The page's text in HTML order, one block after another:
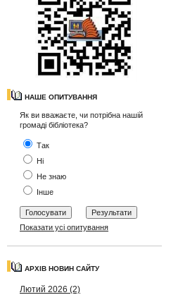
НАШЕ ОПИТУВАННЯ
Як ви вважаєте, чи потрібна нашій
громаді бібліотека?
Так
Ні
Не знаю
Інше
Показати усі опитування
АРХІВ НОВИН САЙТУ
Лютий 2026 (2)